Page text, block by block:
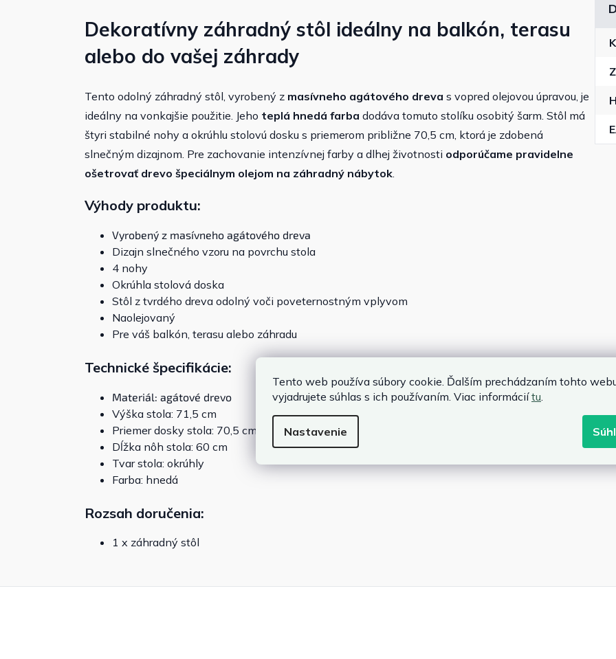
Tento web používa súbory cookie. Ďalším prechádzaním tohto
vyjadrujete súhlas s ich používaním. Viac informáciítu
Nastavenie
Dekoratívny záhradný stôl ideálny na balkón, terasu
alebo do vašej záhrady
Tento odolný záhradný stôl, vyrobený z masívneho agátového dreva s vopred olejovou úpravou, je
ideálny na vonkajšie použitie. Jeho teplá hnedá farba dodáva tomuto stolíku osobitý šarm. Stôl má
štyri stabilné nohy a okrúhlu stolovú dosku s priemerom približne 70,5 cm, ktorá je zdobená
slnečným dizajnom. Pre zachovanie intenzívnej farby a dlhej životnosti odporúčame pravidelne
ošetrovať drevo špeciálnym olejom na záhradný nábytok.
Výhody produktu:
Vyrobený z masívneho agátového dreva
Dizajn slnečného vzoru na povrchu stola
4 nohy
Okrúhla stolová doska
Stôl z tvrdého dreva odolný voči poveternostným vplyvom
Naolejovaný
Pre váš balkón, terasu alebo záhradu
Technické špecifikácie:
Materiál: agátové drevo
Výška stola: 71,5 cm
Priemer dosky stola: 70,5 cm
Dĺžka nôh stola: 60 cm
Tvar stola: okrúhly
Farba: hnedá
Rozsah doručenia:
1 x záhradný stôl